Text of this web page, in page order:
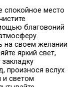
спокойное место
благовоний
на своем желании
яркий свет,
произнося вслух
и светом